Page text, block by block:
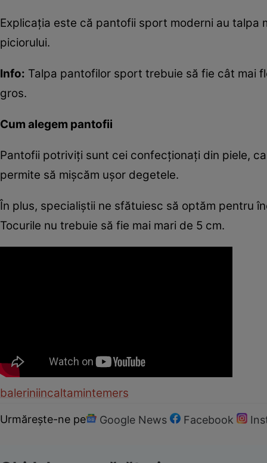
Explicaţia este că pantofii sport moderni au talpa
piciorului.
Info: Talpa pantofilor sport trebuie să fie cât mai
gros.
Cum alegem pantofii
Pantofii potriviţi sunt cei confecţionaţi din piele,
permite să mişcăm uşor degetele.
În plus, specialiştii ne sfătuiesc să optăm pentru
Tocurile nu trebuie să fie mai mari de 5 cm.
baleriniincaltamintemers
Urmărește-ne pe Google News Facebook